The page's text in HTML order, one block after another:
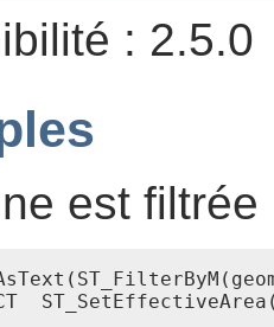
: 2.5.0
est filtrée